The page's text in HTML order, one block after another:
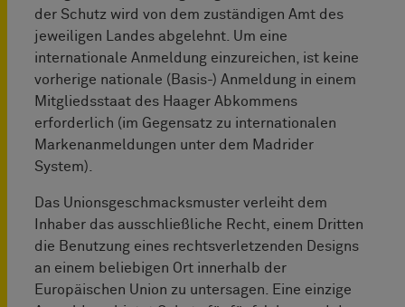
der Schutz wird von dem zuständigen Amt des
jeweiligen Landes abgelehnt. Um eine
internationale Anmeldung einzureichen, ist keine
vorherige nationale (Basis-) Anmeldung in einem
Mitgliedsstaat des Haager Abkommens
erforderlich (im Gegensatz zu internationalen
Markenanmeldungen unter dem Madrider
System).
Das Unionsgeschmacksmuster verleiht dem
Inhaber das ausschließliche Recht, einem Dritten
die Benutzung eines rechtsverletzenden Designs
an einem beliebigen Ort innerhalb der
Europäischen Union zu untersagen. Eine einzige